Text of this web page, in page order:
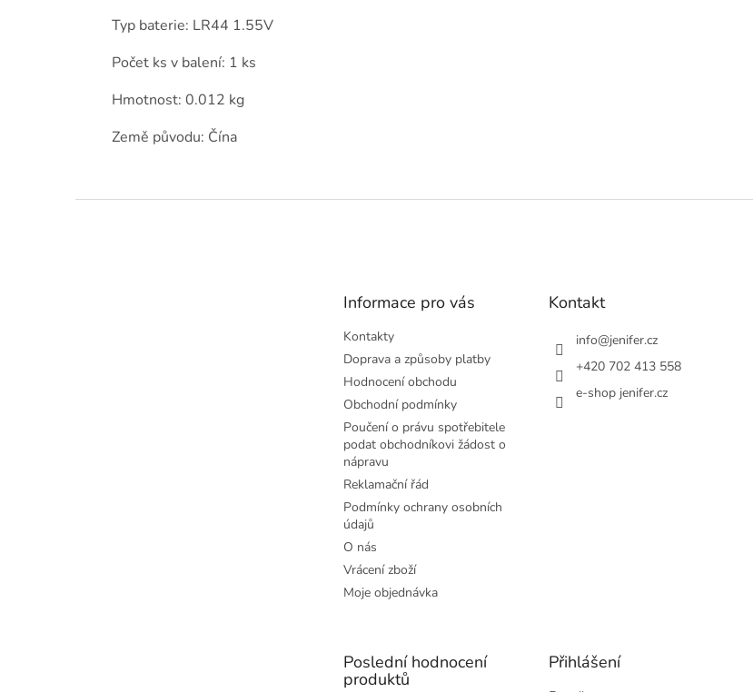
Typ baterie: LR44 1.55V
Počet ks v balení: 1 ks
Hmotnost: 0.012 kg
Země původu: Čína
Informace pro vás
Kontakty
Doprava a způsoby platby
Hodnocení obchodu
Obchodní podmínky
Poučení o právu spotřebitele
podat obchodníkovi žádost o
nápravu
Reklamační řád
Podmínky ochrany osobních
údajů
O nás
Vrácení zboží
Moje objednávka
Kontakt
info@jenifer.cz
+420 702 413 558
e-shop jenifer.cz
Poslední hodnocení
produktů
Přihlášení